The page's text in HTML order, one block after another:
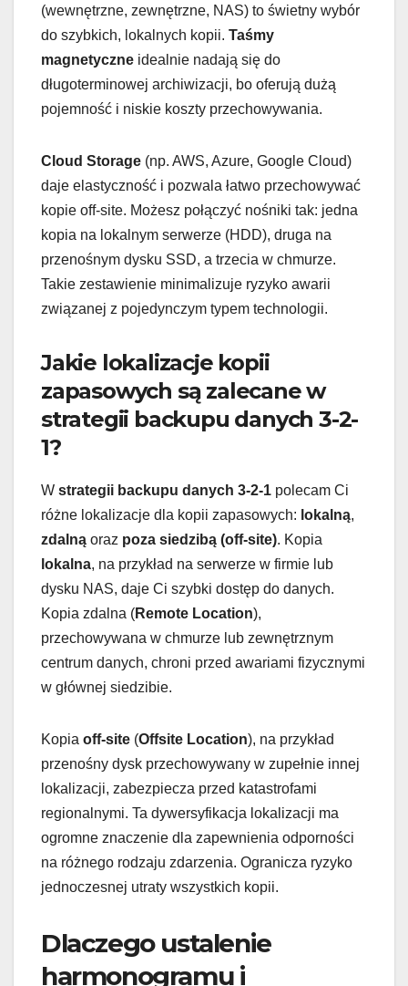
(wewnętrzne, zewnętrzne, NAS) to świetny wybór
do szybkich, lokalnych kopii. Taśmy
magnetyczne idealnie nadają się do
długoterminowej archiwizacji, bo oferują dużą
pojemność i niskie koszty przechowywania.
Cloud Storage (np. AWS, Azure, Google Cloud)
daje elastyczność i pozwala łatwo przechowywać
kopie off-site. Możesz połączyć nośniki tak: jedna
kopia na lokalnym serwerze (HDD), druga na
przenośnym dysku SSD, a trzecia w chmurze.
Takie zestawienie minimalizuje ryzyko awarii
związanej z pojedynczym typem technologii.
Jakie lokalizacje kopii
zapasowych są zalecane w
strategii backupu danych 3-2-
1?
W strategii backupu danych 3-2-1 polecam Ci
różne lokalizacje dla kopii zapasowych: lokalną,
zdalną oraz poza siedzibą (off-site). Kopia
lokalna, na przykład na serwerze w firmie lub
dysku NAS, daje Ci szybki dostęp do danych.
Kopia zdalna (Remote Location),
przechowywana w chmurze lub zewnętrznym
centrum danych, chroni przed awariami fizycznymi
w głównej siedzibie.
Kopia off-site (Offsite Location), na przykład
przenośny dysk przechowywany w zupełnie innej
lokalizacji, zabezpiecza przed katastrofami
regionalnymi. Ta dywersyfikacja lokalizacji ma
ogromne znaczenie dla zapewnienia odporności
na różnego rodzaju zdarzenia. Ogranicza ryzyko
jednoczesnej utraty wszystkich kopii.
Dlaczego ustalenie
harmonogramu i